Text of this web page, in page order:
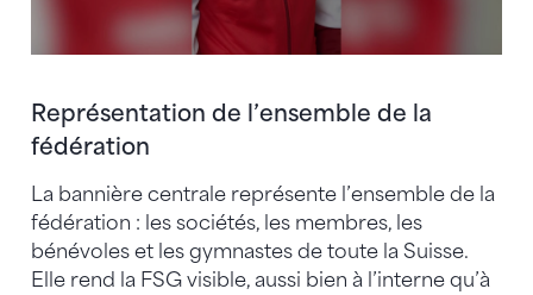
Représentation de l’ensemble de la
fédération
La bannière centrale représente l’ensemble de la
fédération : les sociétés, les membres, les
bénévoles et les gymnastes de toute la Suisse.
Elle rend la FSG visible, aussi bien à l’interne qu’à